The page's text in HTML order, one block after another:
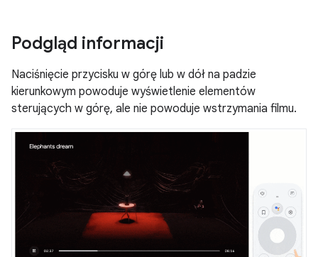
Podgląd informacji
Naciśnięcie przycisku w górę lub w dół na padzie
kierunkowym powoduje wyświetlenie elementów
sterujących w górę, ale nie powoduje wstrzymania filmu.